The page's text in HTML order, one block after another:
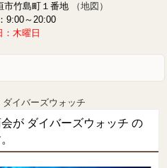
市竹島町１番地
（地図）
9:00～20:00
：木曜日
ダイバーズウォッチ
が ダイバーズウォッチ の